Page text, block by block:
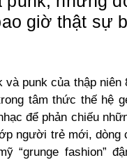
giờ thật sự
và punk của thập niên
tâm thức thế hệ
để phản chiếu
người trẻ mới, dòng
“grunge fashion”